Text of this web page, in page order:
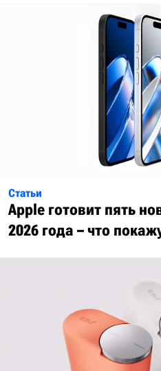
Статьи
Apple готовит пять
2026 года – что